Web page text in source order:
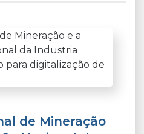
de Mineração